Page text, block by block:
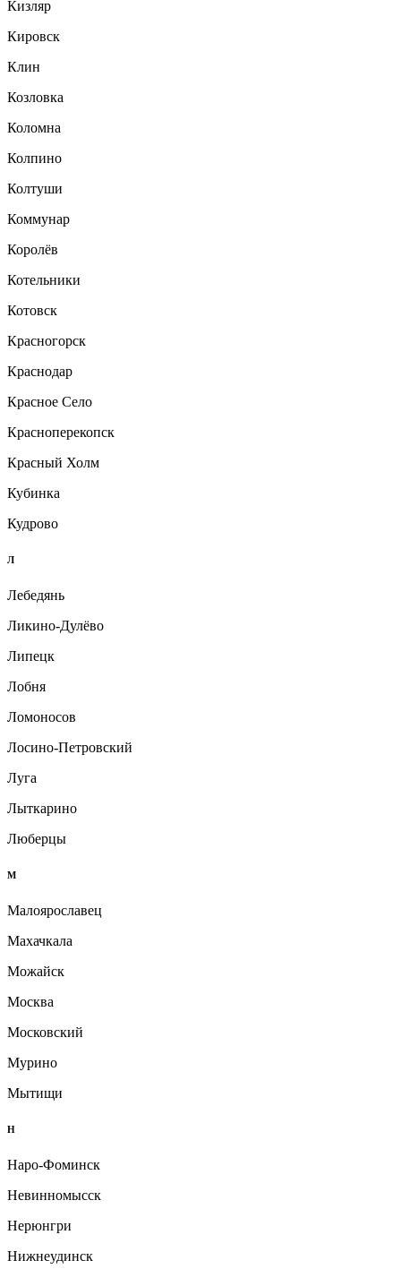
Кизляр
Кировск
Клин
Козловка
Коломна
Колпино
Колтуши
Коммунар
Королёв
Котельники
Котовск
Красногорск
Краснодар
Красное Село
Красноперекопск
Красный Холм
Кубинка
Кудрово
Л
Лебедянь
Ликино-Дулёво
Липецк
Лобня
Ломоносов
Лосино-Петровский
Луга
Лыткарино
Люберцы
М
Малоярославец
Махачкала
Можайск
Москва
Московский
Мурино
Мытищи
Н
Наро-Фоминск
Невинномысск
Нерюнгри
Нижнеудинск